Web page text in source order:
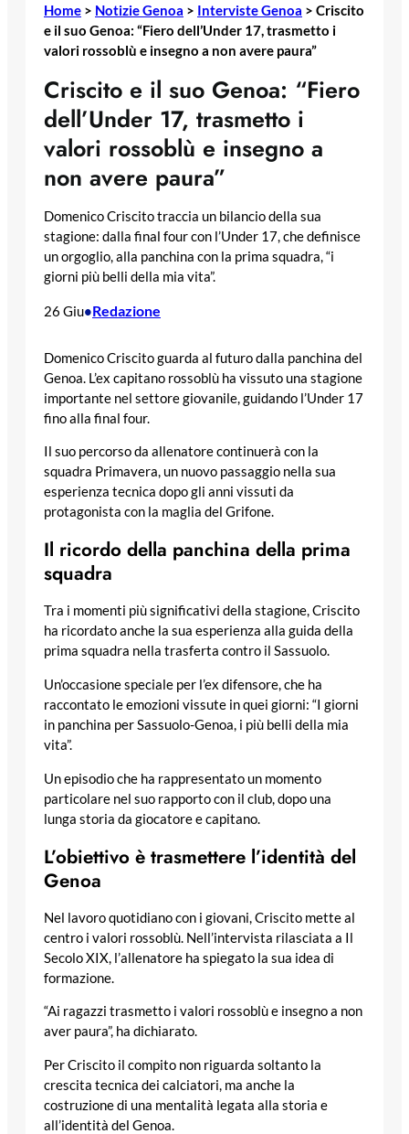
Home > Notizie Genoa > Interviste Genoa > Criscito
e il suo Genoa: “Fiero dell’Under 17, trasmetto i
valori rossoblù e insegno a non avere paura”
Criscito e il suo Genoa: “Fiero
dell’Under 17, trasmetto i
valori rossoblù e insegno a
non avere paura”
Domenico Criscito traccia un bilancio della sua
stagione: dalla final four con l’Under 17, che definisce
un orgoglio, alla panchina con la prima squadra, “i
giorni più belli della mia vita”.
26 Giu•Redazione
Domenico Criscito guarda al futuro dalla panchina del
Genoa. L’ex capitano rossoblù ha vissuto una stagione
importante nel settore giovanile, guidando l’Under 17
fino alla final four.
Il suo percorso da allenatore continuerà con la
squadra Primavera, un nuovo passaggio nella sua
esperienza tecnica dopo gli anni vissuti da
protagonista con la maglia del Grifone.
Il ricordo della panchina della prima
squadra
Tra i momenti più significativi della stagione, Criscito
ha ricordato anche la sua esperienza alla guida della
prima squadra nella trasferta contro il Sassuolo.
Un’occasione speciale per l’ex difensore, che ha
raccontato le emozioni vissute in quei giorni: “I giorni
in panchina per Sassuolo-Genoa, i più belli della mia
vita”.
Un episodio che ha rappresentato un momento
particolare nel suo rapporto con il club, dopo una
lunga storia da giocatore e capitano.
L’obiettivo è trasmettere l’identità del
Genoa
Nel lavoro quotidiano con i giovani, Criscito mette al
centro i valori rossoblù. Nell’intervista rilasciata a Il
Secolo XIX, l’allenatore ha spiegato la sua idea di
formazione.
“Ai ragazzi trasmetto i valori rossoblù e insegno a non
aver paura”, ha dichiarato.
Per Criscito il compito non riguarda soltanto la
crescita tecnica dei calciatori, ma anche la
costruzione di una mentalità legata alla storia e
all’identità del Genoa.